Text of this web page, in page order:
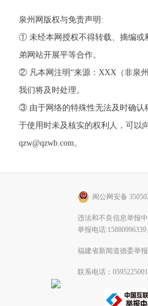
泉州网版权与免责声明:
① 未经本网授权不得转载、摘编或
弟网站开展平等合作。
② 凡本网注明“来源：XXX（非泉
我们将及时处理。
③ 由于网络的特殊性无法及时确认
于使用时未及核实的权利人，可以
qzw@qzwb.com。
闽公网安备
违法和不良信息举报
举报电话:15880996339
福建省新闻道德委举
联系电话：